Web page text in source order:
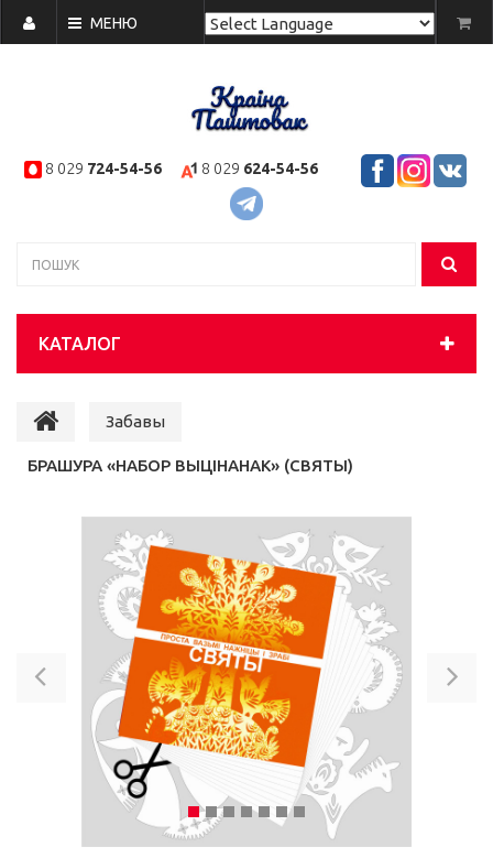
МЕНЮ
8 029 724-54-56 8 029 624-54-56
КАТАЛОГ
Забавы
БРАШУРА «НАБОР ВЫЦІНАНАК» (СВЯТЫ)
Previous